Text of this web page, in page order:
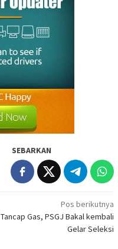
SEBARKAN
Pos berikutnya
Tancap Gas, PSGJ Bakal kembali
Gelar Seleksi